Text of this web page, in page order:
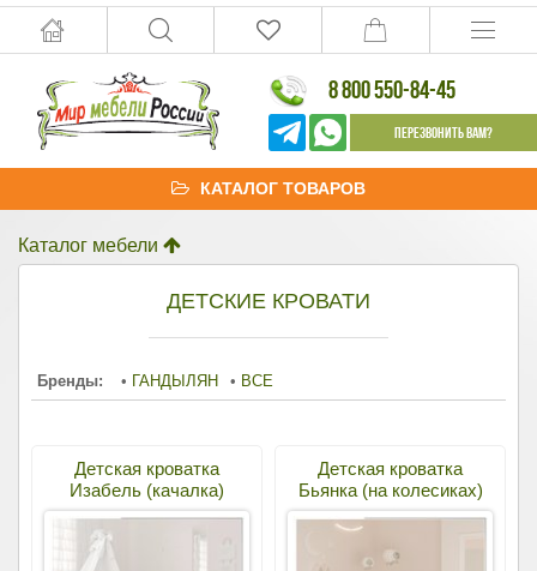
8 800 550-84-45
Перезвонить Вам?
КАТАЛОГ ТОВАРОВ
Каталог мебели
ДЕТСКИЕ КРОВАТИ
Бренды: • ГАНДЫЛЯН • ВСЕ
Детская кроватка
Изабель (качалка)
Детская кроватка
Бьянка (на колесиках)